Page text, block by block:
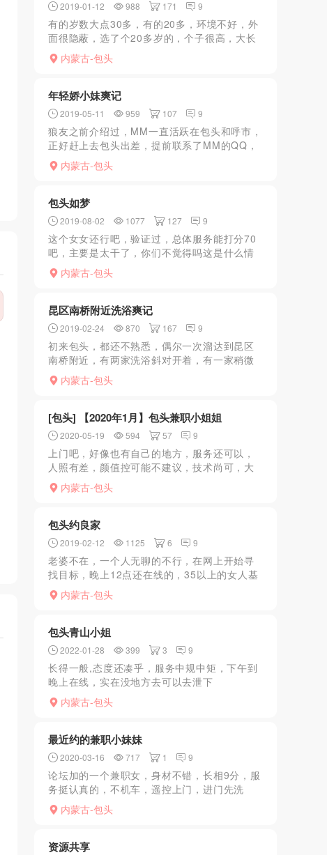
2019-01-12 988 171 9
有的岁数大点30多，有的20多，环境不好，外
面很隐蔽，选了个20多岁的，个子很高，大长
腿，丰满型的，一问95年的，东北的，说她找
过好多对象，我也没记得不，她说不记得
内蒙古-包头
年轻娇小妹爽记
2019-05-11 959 107 9
狼友之前介绍过，MM一直活跃在包头和呼市，
正好赶上去包头出差，提前联系了MM的QQ，
正巧MM在包头，小狼感觉运气真好。空间有照
片，认为还是非常小清新的，适合小狼口味。
内蒙古-包头
包头如梦
2019-08-02 1077 127 9
这个女女还行吧，验证过，总体服务能打分70
吧，主要是太干了，你们不觉得吗这是什么情
况我也不知道也不敢问，也不知道什么是个
头，每天都是健康生活，但少了不少快乐，你
内蒙古-包头
昆区南桥附近洗浴爽记
2019-02-24 870 167 9
初来包头，都还不熟悉，偶尔一次溜达到昆区
南桥附近，有两家洗浴斜对开着，有一家稍微
大，没去，去了小得那家。进去一楼洗浴，搓
澡师傅有些年纪大，搓的没力道。简单洗漱
内蒙古-包头
[包头] 【2020年1月】包头兼职小姐姐
2020-05-19 594 57 9
上门吧，好像也有自己的地方，服务还可以，
人照有差，颜值控可能不建议，技术尚可，大
家随缘联系吧，包头资源太少了，如果有兴趣
的大家建个群一起聊
内蒙古-包头
包头约良家
2019-02-12 1125 6 9
老婆不在，一个人无聊的不行，在网上开始寻
找目标，晚上12点还在线的，35以上的女人基
本属于闷骚型的，于是加上聊天，开始聊天很
直接，就是我很色，聊天为性，不喜欢就删
内蒙古-包头
包头青山小姐
2022-01-28 399 3 9
长得一般,态度还凑乎，服务中规中矩，下午到
晚上在线，实在没地方去可以去泄下
火......................................
内蒙古-包头
最近约的兼职小妹妹
2020-03-16 717 1 9
论坛加的一个兼职女，身材不错，长相9分，服
务挺认真的，不机车，遥控上门，进门先洗
澡，后续开始AB面服务，再爱爱，文笔太差，
过程嘛自己想，哈哈……
内蒙古-包头
资源共享